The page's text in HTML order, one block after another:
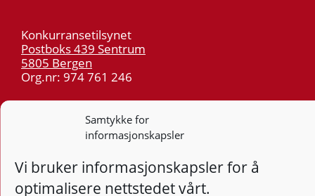
Samtykke for
informasjonskapsler
Vi bruker informasjonskapsler for å
optimalisere nettstedet vårt.
Konkurransetilsynet
Postboks 439 Sentrum
5805 Bergen
Org.nr: 974 761 246
55 59 75 00
post@kt.no